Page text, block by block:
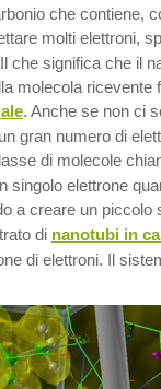
che contiene,
molti elettroni,
che significa che il
molecola ricevente
. Anche se non ci
gran numero di
di molecole
singolo elettrone
a creare un piccolo
di nanotubi in
di elettroni. Il